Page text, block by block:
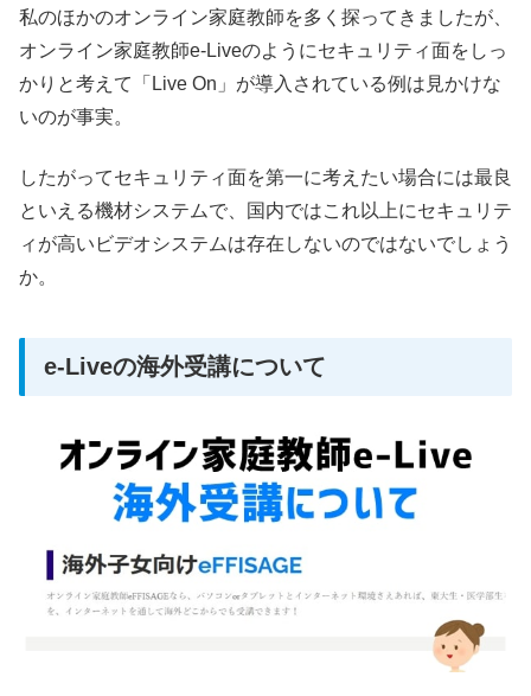
私のほかのオンライン家庭教師を多く探ってきましたが、
オンライン家庭教師e-Liveのようにセキュリティ面をしっ
かりと考えて「Live On」が導入されている例は見かけな
いのが事実。
したがってセキュリティ面を第一に考えたい場合には最良
といえる機材システムで、国内ではこれ以上にセキュリテ
ィが高いビデオシステムは存在しないのではないでしょう
か。
e-Liveの海外受講について